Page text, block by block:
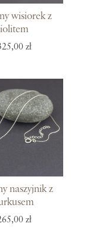
wisiorek z
iolitem
zł
naszyjnik z
zł